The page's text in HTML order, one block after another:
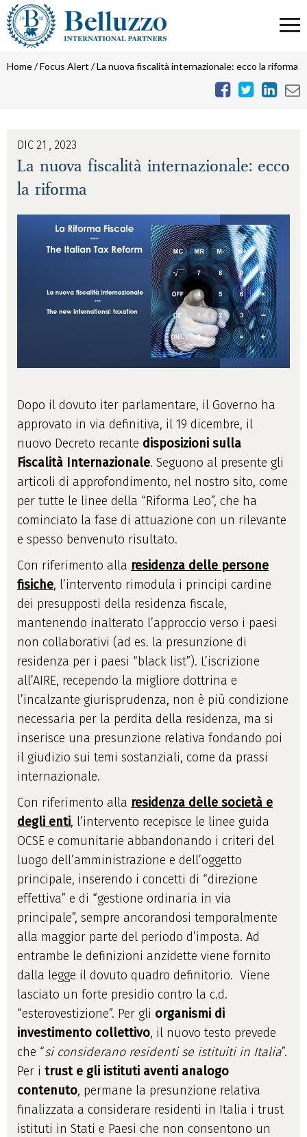
Home/Focus Alert /La nuova fiscalità internazionale: ecco la riforma
DIC 21 , 2023
La nuova fiscalità internazionale: ecco
la riforma
Dopo il dovuto iter parlamentare, il Governo ha
approvato in via definitiva, il 19 dicembre, il
nuovo Decreto recante disposizioni sulla
Fiscalità Internazionale. Seguono al presente gli
articoli di approfondimento, nel nostro sito, come
per tutte le linee della “Riforma Leo”, che ha
cominciato la fase di attuazione con un rilevante
e spesso benvenuto risultato.
Con riferimento alla residenza delle persone
fisiche, l’intervento rimodula i principi cardine
dei presupposti della residenza fiscale,
mantenendo inalterato l’approccio verso i paesi
non collaborativi (ad es. la presunzione di
residenza per i paesi “black list”). L’iscrizione
all’AIRE, recependo la migliore dottrina e
l’incalzante giurisprudenza, non è più condizione
necessaria per la perdita della residenza, ma si
inserisce una presunzione relativa fondando poi
il giudizio sui temi sostanziali, come da prassi
internazionale.
Con riferimento alla residenza delle società e
degli enti, l’intervento recepisce le linee guida
OCSE e comunitarie abbandonando i criteri del
luogo dell’amministrazione e dell’oggetto
principale, inserendo i concetti di “direzione
effettiva” e di “gestione ordinaria in via
principale”, sempre ancorandosi temporalmente
alla maggior parte del periodo d’imposta. Ad
entrambe le definizioni anzidette viene fornito
dalla legge il dovuto quadro definitorio. Viene
lasciato un forte presidio contro la c.d.
“esterovestizione”. Per gli organismi di
investimento collettivo, il nuovo testo prevede
che “si considerano residenti se istituiti in Italia”.
Per i trust e gli istituti aventi analogo
contenuto, permane la presunzione relativa
finalizzata a considerare residenti in Italia i trust
istituti in Stati e Paesi che non consentono un